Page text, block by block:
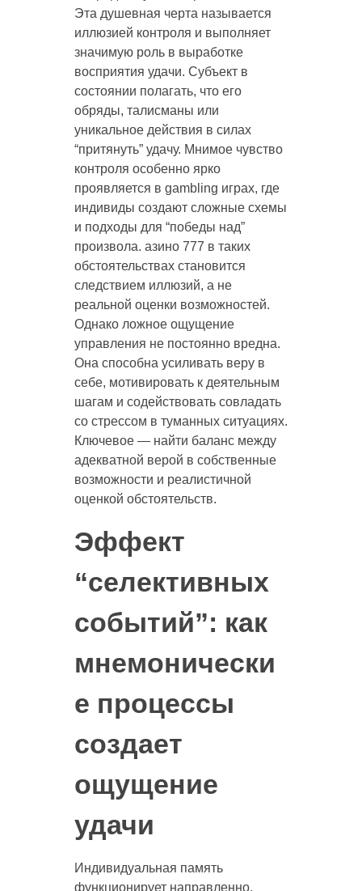
Эта душевная черта называется
иллюзией контроля и выполняет
значимую роль в выработке
восприятия удачи. Субъект в
состоянии полагать, что его
обряды, талисманы или
уникальное действия в силах
“притянуть” удачу. Мнимое чувство
контроля особенно ярко
проявляется в gambling играх, где
индивиды создают сложные схемы
и подходы для “победы над”
произвола. азино 777 в таких
обстоятельствах становится
следствием иллюзий, а не
реальной оценки возможностей.
Однако ложное ощущение
управления не постоянно вредна.
Она способна усиливать веру в
себе, мотивировать к деятельным
шагам и содействовать совладать
со стрессом в туманных ситуациях.
Ключевое — найти баланс между
адекватной верой в собственные
возможности и реалистичной
оценкой обстоятельств.
Эффект
“селективных
событий”: как
мнемонически
е процессы
создает
ощущение
удачи
Индивидуальная память
функционирует направленно,